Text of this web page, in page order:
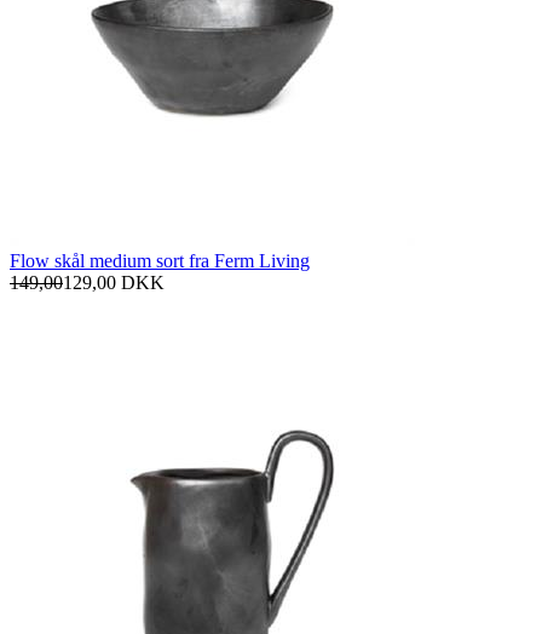
Flow skål medium sort fra Ferm Living
149,00129,00 DKK